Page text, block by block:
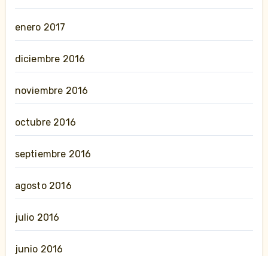
enero 2017
diciembre 2016
noviembre 2016
octubre 2016
septiembre 2016
agosto 2016
julio 2016
junio 2016